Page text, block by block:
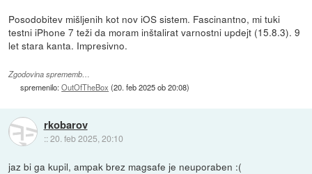
Posodobitev mišljenih kot nov iOS sistem. Fascinantno, mi tuki
testni iPhone 7 teži da moram inštalirat varnostni updejt (15.8.3). 9
let stara kanta. Impresivno.
Zgodovina sprememb…
spremenilo:OutOfTheBox (20. feb 2025 ob 20:08)
rkobarov
::20. feb 2025, 20:10
jaz bi ga kupil, ampak brez magsafe je neuporaben :(